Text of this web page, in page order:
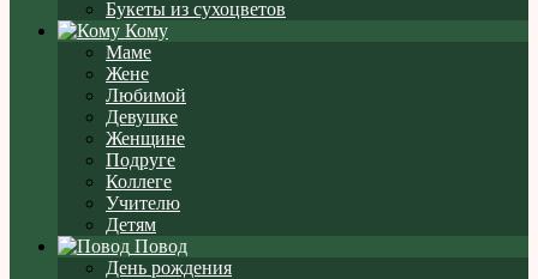
Букеты из сухоцветов
Кому
Маме
Жене
Любимой
Девушке
Женщине
Подруге
Коллеге
Учителю
Детям
Повод
День рождения